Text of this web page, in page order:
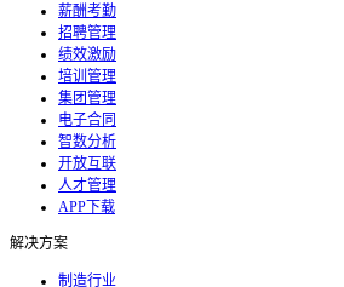
薪酬考勤
招聘管理
绩效激励
培训管理
集团管理
电子合同
智数分析
开放互联
人才管理
APP下载
解决方案
制造行业